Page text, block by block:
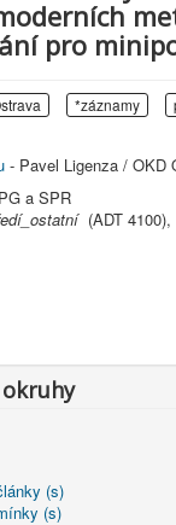
Ostrava
Ostrava v
využíváním některých
pro minipočítače
pro
*záznamy
- Pavel Ligenza / OKD
a SPR
(ADT 4100),
(s)
(s)